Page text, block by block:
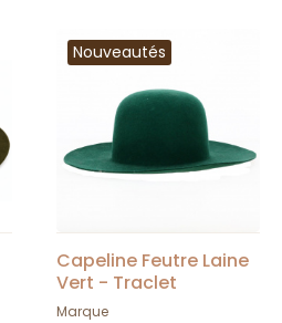
Nouveautés
Capeline Feutre Laine
Vert - Traclet
Marque